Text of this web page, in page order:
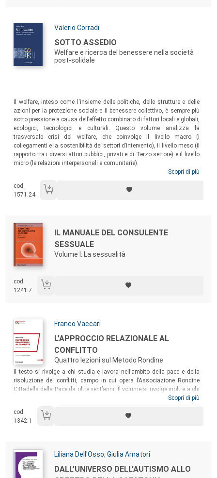
Autori:
Valerio Corradi
Titolo:
SOTTO ASSEDIO
Welfare e ricerca del benessere nella società
post-solidale
Il welfare, inteso come l'insieme delle politiche, delle strutture e delle
azioni per la protezione sociale e il benessere collettivo, è sempre più
sotto pressione a causa dell’effetto combinato di fattori locali e globali,
ecologici, tecnologici e culturali. Questo volume analizza la
trasversale crisi del welfare, che coinvolge il livello macro (i
collegamenti e la sostenibilità dei settori d’intervento), il livello meso (il
rapporto tra i diversi attori pubblici, privati e di Terzo settore) e il livello
micro (le relazioni interpersonali e comunitarie).
Scopri di più
cod.
1571.24
Autori:
Titolo:
IL MANUALE DEL CONSULENTE
SESSUALE
Volume I: La sessualità
cod.
1241.7
Autori:
Franco Vaccari
Titolo:
L’APPROCCIO RELAZIONALE AL
CONFLITTO
Quattro lezioni sul Metodo Rondine
Sommario:
Il testo si rivolge a chi studia e lavora nell’ambito della pace e della
risoluzione dei conflitti, campo in cui opera l’Associazione Rondine
Cittadella della Pace da oltre vent’anni. Il volume si rivolge inoltre a chi
si occupa di educazione e formazione, sia a scuola sia nel sociale,
proprie esperienze professionali e come supporto scientifico ai percorsi
formativi di Rondine Academy, l’accademia dell’Associazione nata con
Scopri di più
cod.
1342.1
Autori:
Liliana Dell'Osso, Giulia Amatori
Titolo:
DALL’UNIVERSO DELL’AUTISMO ALLO